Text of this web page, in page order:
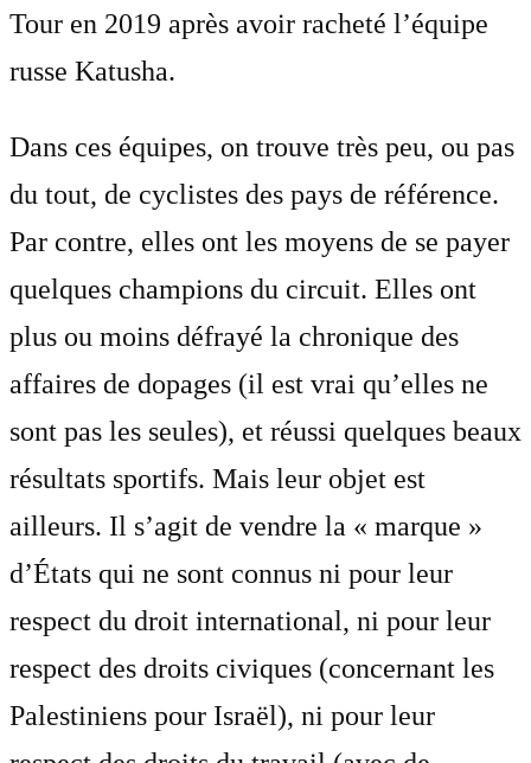
Tour en 2019 après avoir racheté l’équipe
russe Katusha.
Dans ces équipes, on trouve très peu, ou pas
du tout, de cyclistes des pays de référence.
Par contre, elles ont les moyens de se payer
quelques champions du circuit. Elles ont
plus ou moins défrayé la chronique des
affaires de dopages (il est vrai qu’elles ne
sont pas les seules), et réussi quelques beaux
résultats sportifs. Mais leur objet est
ailleurs. Il s’agit de vendre la « marque »
d’États qui ne sont connus ni pour leur
respect du droit international, ni pour leur
respect des droits civiques (concernant les
Palestiniens pour Israël), ni pour leur